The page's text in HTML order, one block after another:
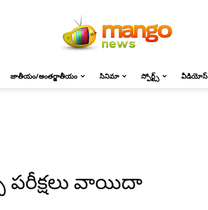
జాతీయం/అంతర్జాతీయం సినిమా స్పోర్ట్స్ వీడియోస్
పరీక్షలు వాయిదా